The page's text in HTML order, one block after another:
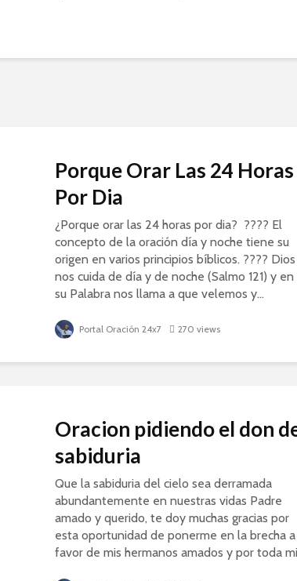
Porque Orar Las 24 Horas
Por Dia
¿Porque orar las 24 horas por dia? ???? El
concepto de la oración día y noche tiene su
origen en varios principios bíblicos. ???? Dios
nos cuida de día y de noche (Salmo 121) y en
su Palabra nos llama a que velemos y...
Portal Oración 24x7 270 views
Oracion pidiendo el don
sabiduria
Que la sabiduria del cielo sea derramada
abundantemente en nuestras vidas Padre
amado y querido, te doy muchas gracias por
esta oportunidad de ponerme en la brecha a
favor de mis hermanos amados y por toda mi